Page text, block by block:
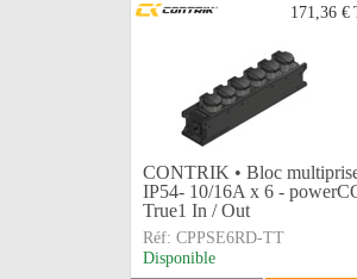
171,36 €
CONTRIK • Bloc
IP54- 10/16A x 6 -
True1 In / Out
Réf: CPPSE6RD-TT
Disponible